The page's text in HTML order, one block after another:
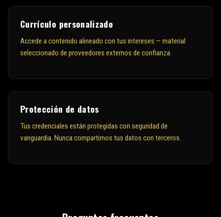
Currículo personalizado
Accede a contenido alineado con tus intereses — material
seleccionado de proveedores externos de confianza.
Protección de datos
Tus credenciales están protegidas con seguridad de
vanguardia. Nunca compartimos tus datos con terceros.